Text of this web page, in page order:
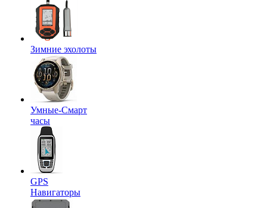
Зимние эхолоты
Умные-Смарт
часы
GPS
Навигаторы